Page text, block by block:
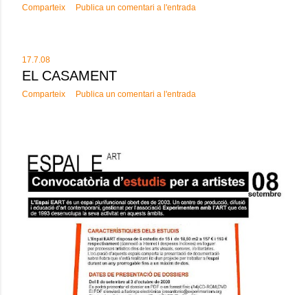
Comparteix Publica un comentari a l'entrada
17.7.08
EL CASAMENT
Comparteix Publica un comentari a l'entrada